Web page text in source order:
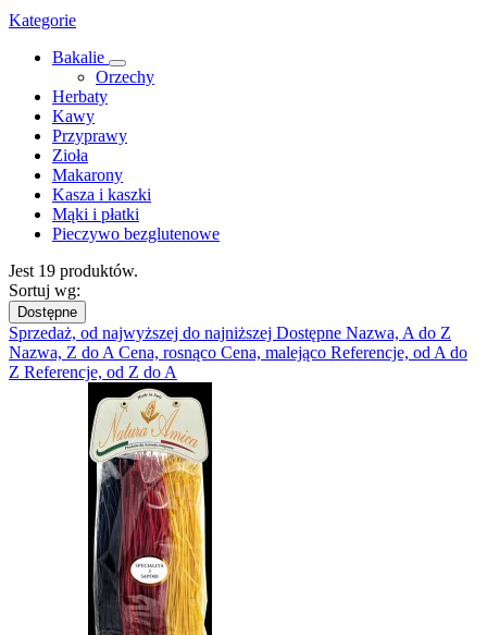
Kategorie
Bakalie
Orzechy
Herbaty
Kawy
Przyprawy
Zioła
Makarony
Kasza i kaszki
Mąki i płatki
Pieczywo bezglutenowe
Jest 19 produktów.
Sortuj wg:
Dostępne
Sprzedaż, od najwyższej do najniższej Dostępne Nazwa, A do Z
Nazwa, Z do A Cena, rosnąco Cena, malejąco Referencje, od A do
Z Referencje, od Z do A